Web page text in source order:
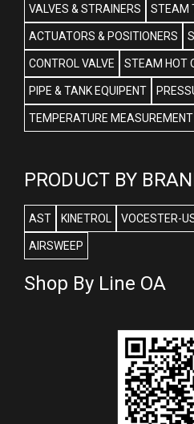
VALVES & STRAINERS STEAM
ACTUATORS & POSITIONERS
CONTROL VALVE STEAM HOT
PIPE & TANK EQUIPENT
TEMPERATURE MEASUREMENT
PRODUCT BY
AST KINETROL VOCESTER-
AIRSWEEP
Shop By Line OA